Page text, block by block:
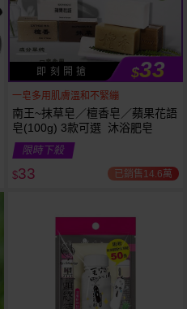
53 折
即 刻 開 搶 $33
一皂多用肌膚溫和不緊繃
南王~抹草皂／檀香皂／蘋果花語
皂(100g) 3款可選 沐浴肥皂
限時下殺
$33 已銷售14.6萬